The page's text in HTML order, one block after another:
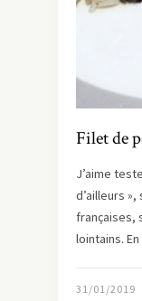
Filet de
J’aime
d’ailleurs
françaises,
lointains.
31/01/2019